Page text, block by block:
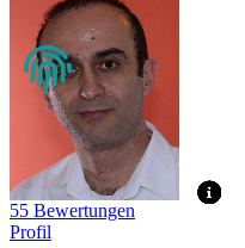
55 Bewertungen
Profil